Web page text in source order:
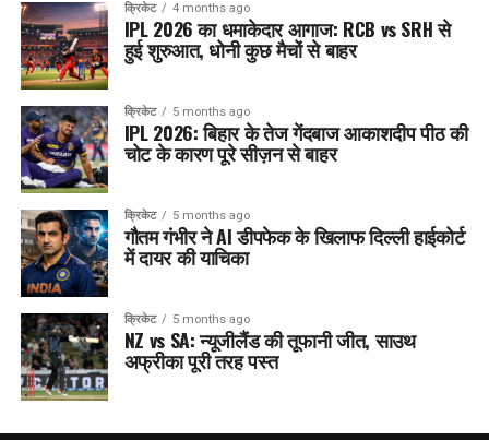
क्रिकेट 4 months ago
IPL 2026 का धमाकेदार आगाज: RCB vs SRH से
हुई शुरुआत, धोनी कुछ मैचों से बाहर
क्रिकेट 5 months ago
IPL 2026: बिहार के तेज गेंदबाज आकाशदीप पीठ की
चोट के कारण पूरे सीज़न से बाहर
क्रिकेट 5 months ago
गौतम गंभीर ने AI डीपफेक के खिलाफ दिल्ली हाईकोर्ट
में दायर की याचिका
क्रिकेट 5 months ago
NZ vs SA: न्यूजीलैंड की तूफानी जीत, साउथ
अफ्रीका पूरी तरह पस्त